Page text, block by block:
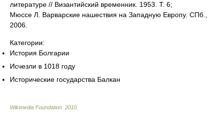
литературе // Византийский временник. 1953. Т. 6;
Мюссе Л. Варварские нашествия на Западную Европу. СПб.,
2006.
Категории:
История Болгарии
Исчезли в 1018 году
Исторические государства Балкан
Wikimedia Foundation. 2010.